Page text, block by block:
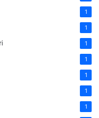
1
1
1
1
1
1
1